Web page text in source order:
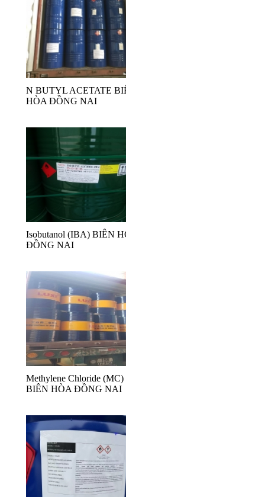
N BUTYL ACETATE BIÊN
HÒA ĐỒNG NAI
Isobutanol (IBA) BIÊN HÒA
ĐỒNG NAI
Methylene Chloride (MC) Luxi
BIÊN HÒA ĐỒNG NAI